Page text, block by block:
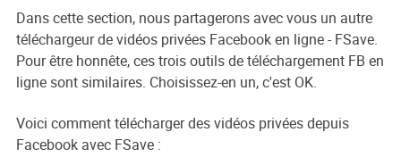
Dans cette section, nous partagerons avec vous un autre
téléchargeur de vidéos privées Facebook en ligne - FSave.
Pour être honnête, ces trois outils de téléchargement FB en
ligne sont similaires. Choisissez-en un, c'est OK.
Voici comment télécharger des vidéos privées depuis
Facebook avec FSave :